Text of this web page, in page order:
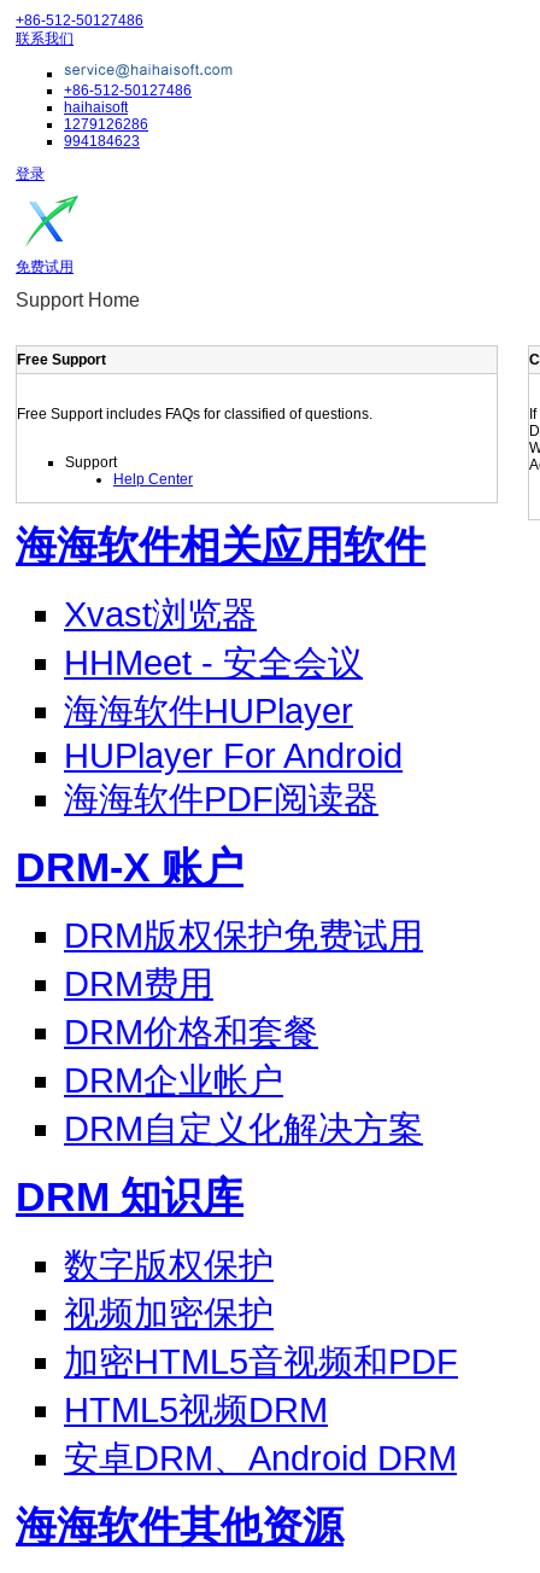
+86-512-50127486
联系我们
+86-512-50127486
haihaisoft
1279126286
994184623
登录
免费试用
Support Home
Free Support
Free Support includes FAQs for classified of questions.
Support
Help Center
海海软件相关应用软件
Xvast浏览器
HHMeet - 安全会议
海海软件HUPlayer
HUPlayer For Android
海海软件PDF阅读器
DRM-X 账户
DRM版权保护免费试用
DRM费用
DRM价格和套餐
DRM企业帐户
DRM自定义化解决方案
DRM 知识库
数字版权保护
视频加密保护
加密HTML5音视频和PDF
HTML5视频DRM
安卓DRM、Android DRM
海海软件其他资源